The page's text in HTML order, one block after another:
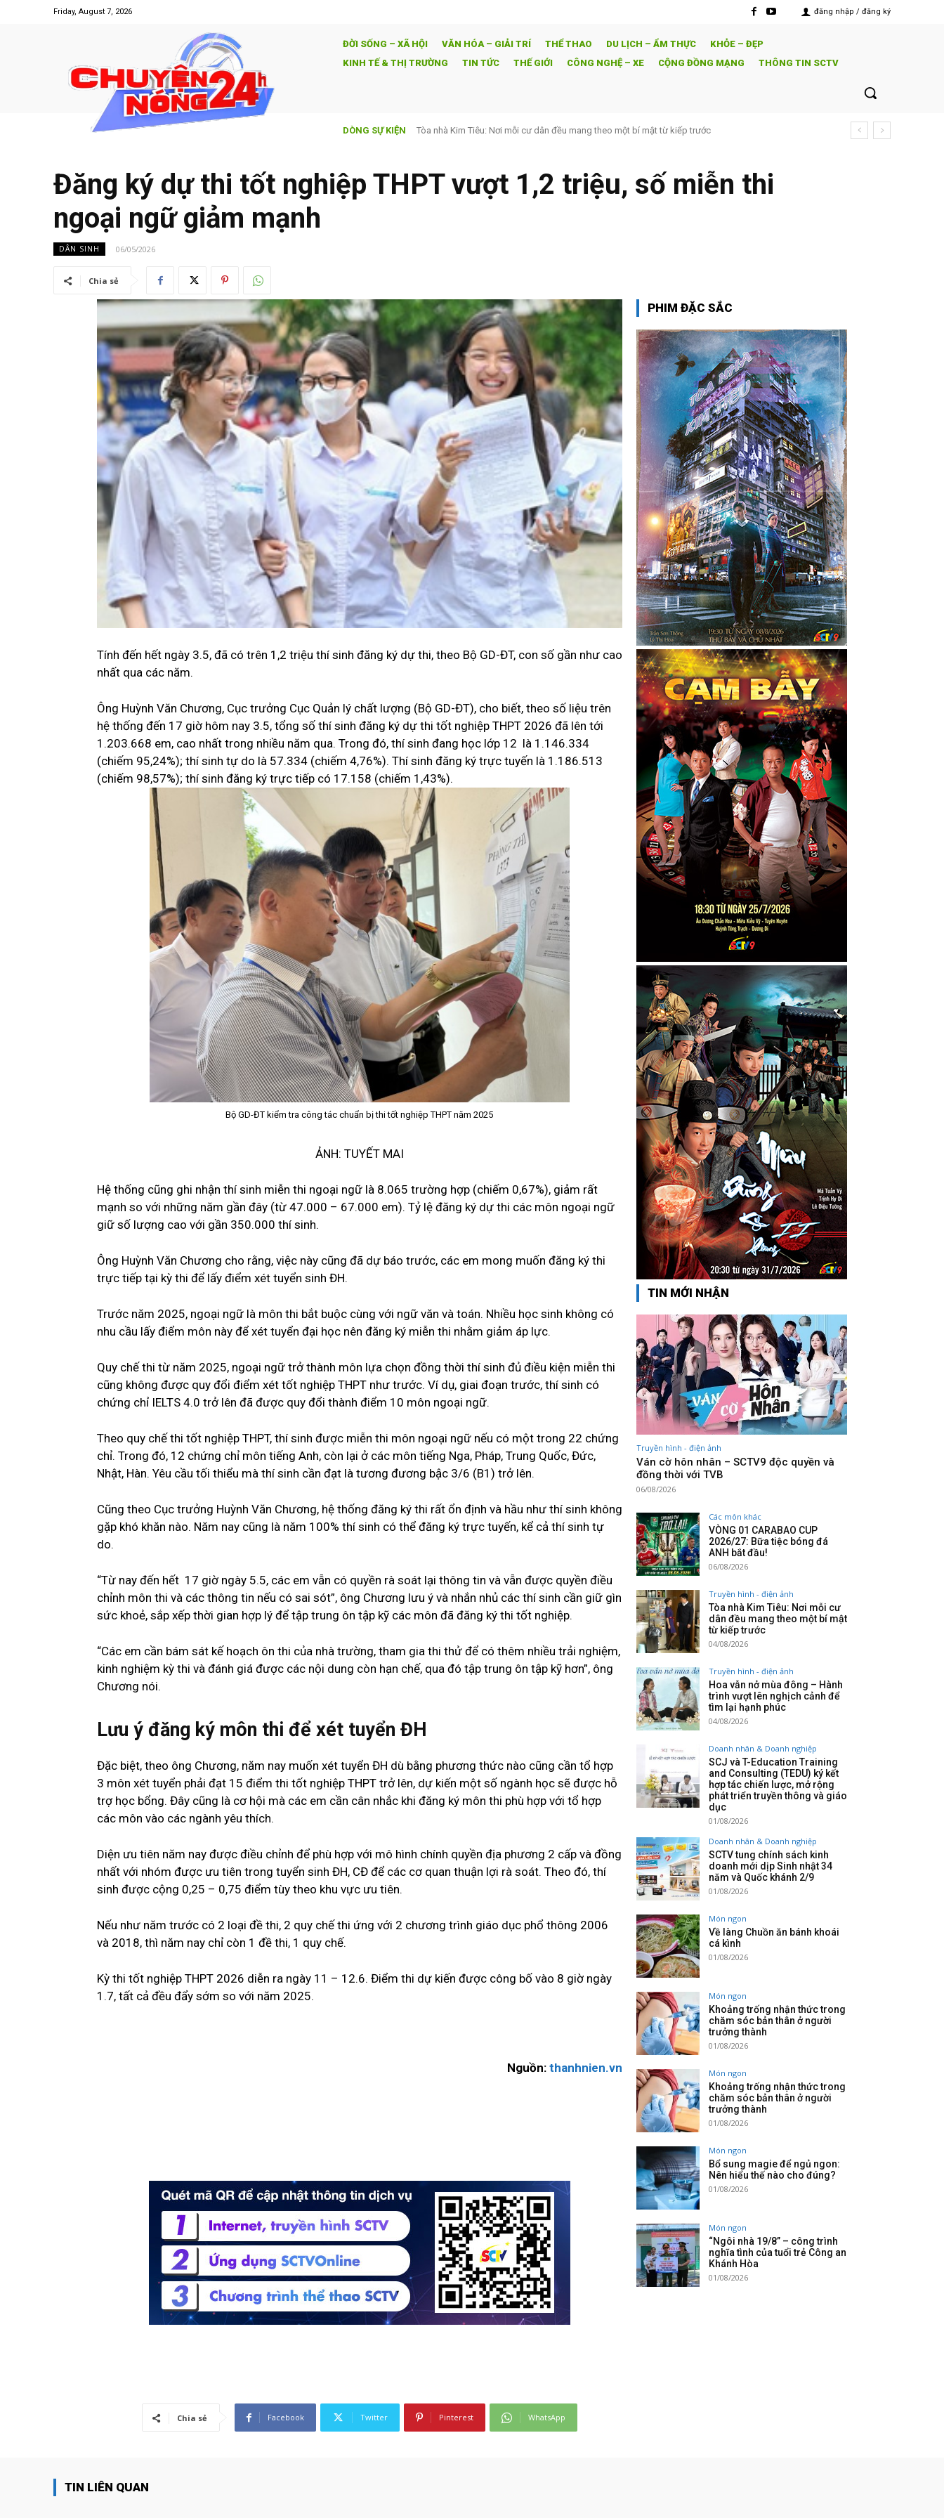
Friday, August 7, 2026 đăng nhập / đăng ký
ĐỜI SỐNG – XÃ HỘI VĂN HÓA – GIẢI TRÍ THỂ THAO DU LỊCH – ẨM THỰC
KHỎE – ĐẸP
KINH TẾ & THỊ TRƯỜNG
TIN TỨC THẾ GIỚI CÔNG NGHỆ – XE CỘNG ĐỒNG MẠNG THÔNG TIN SCTV
DÒNG SỰ KIỆN Tòa nhà Kim Tiêu: Nơi mỗi cư dân đều mang theo một bí mật từ kiếp trước
Đăng ký dự thi tốt nghiệp THPT vượt 1,2 triệu, số miễn thi
ngoại ngữ giảm mạnh
DÂN SINH 06/05/2026
Chia sẻ
Tính đến hết ngày 3.5, đã có trên 1,2 triệu thí sinh đăng ký dự thi, theo Bộ GD-ĐT, con số gần như cao
nhất qua các năm.
Ông Huỳnh Văn Chương, Cục trưởng Cục Quản lý chất lượng (Bộ GD-ĐT), cho biết, theo số liệu trên
hệ thống đến 17 giờ hôm nay 3.5, tổng số thí sinh đăng ký dự thi tốt nghiệp THPT 2026 đã lên tới
1.203.668 em, cao nhất trong nhiều năm qua. Trong đó, thí sinh đang học lớp 12 là 1.146.334
(chiếm 95,24%); thí sinh tự do là 57.334 (chiếm 4,76%). Thí sinh đăng ký trực tuyến là 1.186.513
(chiếm 98,57%); thí sinh đăng ký trực tiếp có 17.158 (chiếm 1,43%).
Bộ GD-ĐT kiểm tra công tác chuẩn bị thi tốt nghiệp THPT năm 2025
ẢNH: TUYẾT MAI
Hệ thống cũng ghi nhận thí sinh miễn thi ngoại ngữ là 8.065 trường hợp (chiếm 0,67%), giảm rất
mạnh so với những năm gần đây (từ 47.000 – 67.000 em). Tỷ lệ đăng ký dự thi các môn ngoại ngữ
giữ số lượng cao với gần 350.000 thí sinh.
Ông Huỳnh Văn Chương cho rằng, việc này cũng đã dự báo trước, các em mong muốn đăng ký thi
trực tiếp tại kỳ thi để lấy điểm xét tuyển sinh ĐH.
Trước năm 2025, ngoại ngữ là môn thi bắt buộc cùng với ngữ văn và toán. Nhiều học sinh không có
nhu cầu lấy điểm môn này để xét tuyển đại học nên đăng ký miễn thi nhằm giảm áp lực.
Quy chế thi từ năm 2025, ngoại ngữ trở thành môn lựa chọn đồng thời thí sinh đủ điều kiện miễn thi
cũng không được quy đổi điểm xét tốt nghiệp THPT như trước. Ví dụ, giai đoạn trước, thí sinh có
chứng chỉ IELTS 4.0 trở lên đã được quy đổi thành điểm 10 môn ngoại ngữ.
Theo quy chế thi tốt nghiệp THPT, thí sinh được miễn thi môn ngoại ngữ nếu có một trong 22 chứng
chỉ. Trong đó, 12 chứng chỉ môn tiếng Anh, còn lại ở các môn tiếng Nga, Pháp, Trung Quốc, Đức,
Nhật, Hàn. Yêu cầu tối thiểu mà thí sinh cần đạt là tương đương bậc 3/6 (B1) trở lên.
Cũng theo Cục trưởng Huỳnh Văn Chương, hệ thống đăng ký thi rất ổn định và hầu như thí sinh không
gặp khó khăn nào. Năm nay cũng là năm 100% thí sinh có thể đăng ký trực tuyến, kể cả thí sinh tự
do.
“Từ nay đến hết 17 giờ ngày 5.5, các em vẫn có quyền rà soát lại thông tin và vẫn được quyền điều
chỉnh môn thi và các thông tin nếu có sai sót”, ông Chương lưu ý và nhắn nhủ các thí sinh cần giữ gìn
sức khoẻ, sắp xếp thời gian hợp lý để tập trung ôn tập kỹ các môn đã đăng ký thi tốt nghiệp.
“Các em cần bám sát kế hoạch ôn thi của nhà trường, tham gia thi thử để có thêm nhiều trải nghiệm,
kinh nghiệm kỳ thi và đánh giá được các nội dung còn hạn chế, qua đó tập trung ôn tập kỹ hơn”, ông
Chương nói.
Lưu ý đăng ký môn thi để xét tuyển ĐH
Đặc biệt, theo ông Chương, năm nay muốn xét tuyển ĐH dù bằng phương thức nào cũng cần tổ hợp
3 môn xét tuyển phải đạt 15 điểm thi tốt nghiệp THPT trở lên, dự kiến một số ngành học sẽ được hỗ
trợ học bổng. Đây cũng là cơ hội mà các em cần cân nhắc khi đăng ký môn thi phù hợp với tổ hợp
các môn vào các ngành yêu thích.
Diện ưu tiên năm nay được điều chỉnh để phù hợp với mô hình chính quyền địa phương 2 cấp và đồng
nhất với nhóm được ưu tiên trong tuyển sinh ĐH, CĐ để các cơ quan thuận lợi rà soát. Theo đó, thí
sinh được cộng 0,25 – 0,75 điểm tùy theo khu vực ưu tiên.
Nếu như năm trước có 2 loại đề thi, 2 quy chế thi ứng với 2 chương trình giáo dục phổ thông 2006
và 2018, thì năm nay chỉ còn 1 đề thi, 1 quy chế.
Kỳ thi tốt nghiệp THPT 2026 diễn ra ngày 11 – 12.6. Điểm thi dự kiến được công bố vào 8 giờ ngày
1.7, tất cả đều đẩy sớm so với năm 2025.
Nguồn: thanhnien.vn
Chia sẻ Facebook Twitter Pinterest WhatsApp
PHIM ĐẶC SẮC
TIN MỚI NHẬN
Truyền hình - điện ảnh
Ván cờ hôn nhân – SCTV9 độc quyền và
đồng thời với TVB
06/08/2026
Các môn khác
VÒNG 01 CARABAO CUP
2026/27: Bữa tiệc bóng đá
ANH bắt đầu!
06/08/2026
Truyền hình - điện ảnh
Tòa nhà Kim Tiêu: Nơi mỗi cư
dân đều mang theo một bí mật
từ kiếp trước
04/08/2026
Truyền hình - điện ảnh
Hoa vẫn nở mùa đông – Hành
trình vượt lên nghịch cảnh để
tìm lại hạnh phúc
04/08/2026
Doanh nhân & Doanh nghiệp
SCJ và T-Education Training
and Consulting (TEDU) ký kết
hợp tác chiến lược, mở rộng
phát triển truyền thông và giáo
dục
01/08/2026
Doanh nhân & Doanh nghiệp
SCTV tung chính sách kinh
doanh mới dịp Sinh nhật 34
năm và Quốc khánh 2/9
01/08/2026
Món ngon
Về làng Chuồn ăn bánh khoái
cá kình
01/08/2026
Món ngon
Khoảng trống nhận thức trong
chăm sóc bản thân ở người
trưởng thành
01/08/2026
Món ngon
Khoảng trống nhận thức trong
chăm sóc bản thân ở người
trưởng thành
01/08/2026
Món ngon
Bổ sung magie để ngủ ngon:
Nên hiểu thế nào cho đúng?
01/08/2026
Món ngon
“Ngôi nhà 19/8” – công trình
nghĩa tình của tuổi trẻ Công an
Khánh Hòa
01/08/2026
TIN LIÊN QUAN